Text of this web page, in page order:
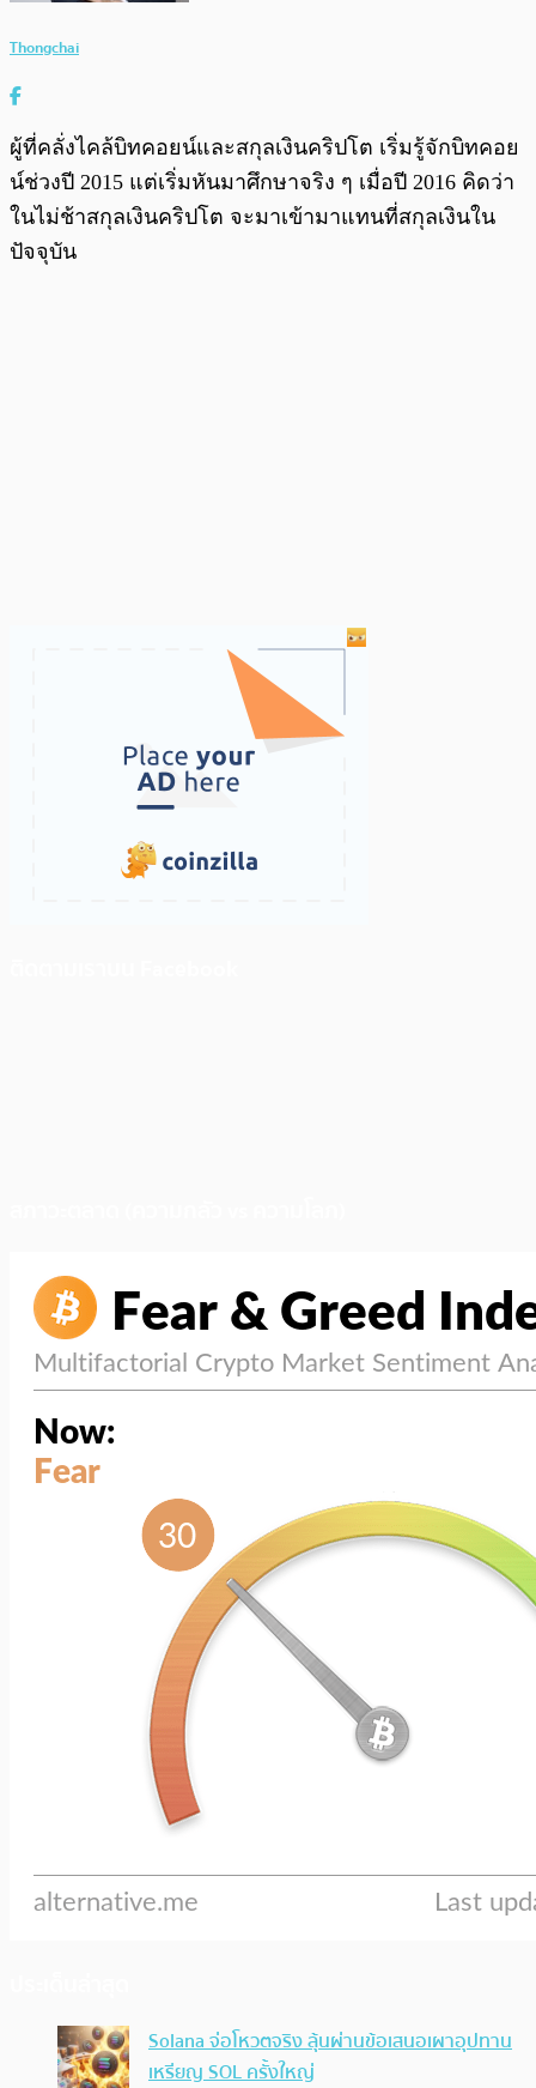
Thongchai
ผู้ที่คลั่งไคล้บิทคอยน์และสกุลเงินคริปโต เริ่มรู้จักบิทคอย
น์ช่วงปี 2015 แต่เริ่มหันมาศึกษาจริง ๆ เมื่อปี 2016 คิดว่า
ในไม่ช้าสกุลเงินคริปโต จะมาเข้ามาแทนที่สกุลเงินใน
ปัจจุบัน
Solana จ่อโหวตจริง ลุ้นผ่านข้อเสนอเผาอุปทาน
เหรียญ SOL ครั้งใหญ่